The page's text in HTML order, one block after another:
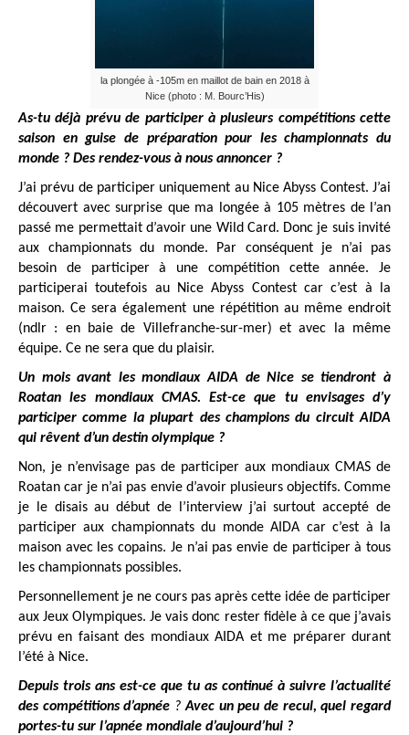
la plongée à -105m en maillot de bain en 2018 à
Nice (photo : M. Bourc’His)
As-tu déjà prévu de participer à plusieurs compétitions cette
saison en guise de préparation pour les championnats du
monde ? Des rendez-vous à nous annoncer ?
J’ai prévu de participer uniquement au Nice Abyss Contest. J’ai
découvert avec surprise que ma longée à 105 mètres de l’an
passé me permettait d’avoir une Wild Card. Donc je suis invité
aux championnats du monde. Par conséquent je n’ai pas
besoin de participer à une compétition cette année. Je
participerai toutefois au Nice Abyss Contest car c’est à la
maison. Ce sera également une répétition au même endroit
(ndlr : en baie de Villefranche-sur-mer) et avec la même
équipe. Ce ne sera que du plaisir.
Un mois avant les mondiaux AIDA de Nice se tiendront à
Roatan les mondiaux CMAS. Est-ce que tu envisages d’y
participer comme la plupart des champions du circuit AIDA
qui rêvent d’un destin olympique ?
Non, je n’envisage pas de participer aux mondiaux CMAS de
Roatan car je n’ai pas envie d’avoir plusieurs objectifs. Comme
je le disais au début de l’interview j’ai surtout accepté de
participer aux championnats du monde AIDA car c’est à la
maison avec les copains. Je n’ai pas envie de participer à tous
les championnats possibles.
Personnellement je ne cours pas après cette idée de participer
aux Jeux Olympiques. Je vais donc rester fidèle à ce que j’avais
prévu en faisant des mondiaux AIDA et me préparer durant
l’été à Nice.
Depuis trois ans est-ce que tu as continué à suivre l’actualité
des compétitions d’apnée ?Avec un peu de recul, quel regard
portes-tu sur l’apnée mondiale d’aujourd’hui ?